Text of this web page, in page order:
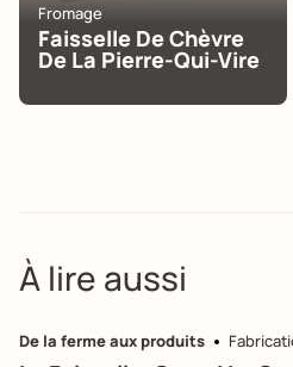
Fromage
Faisselle De Chèvre
De La Pierre-Qui-Vire
À lire aussi
De la ferme aux produits